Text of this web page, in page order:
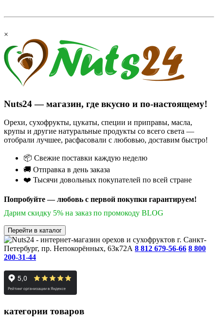
×
Nuts24 — магазин, где вкусно и по-настоящему!
Орехи, сухофрукты, цукаты, специи и приправы, масла,
крупы и другие натуральные продукты со всего света —
отобрали лучшее, расфасовали с любовью, доставим быстро!
📦 Свежие поставки каждую неделю
🚚 Отправка в день заказа
❤️ Тысячи довольных покупателей по всей стране
Попробуйте — любовь с первой покупки гарантируем!
Дарим скидку 5% на заказ по промокоду BLOG
Перейти в каталог
г. Санкт-
Петербург, пр. Непокорённых, 63к72А 8 812 679-56-66 8 800
200-31-44
категории товаров